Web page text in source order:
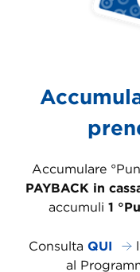
Accumulare
PAYBACK in
accumuli 1
Consulta QUI
al